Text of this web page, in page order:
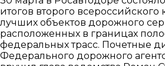
итогов второго всероссийского
лучших объектов дорожного
расположенных в границах
федеральных трасс. Почетные
Федерального дорожного